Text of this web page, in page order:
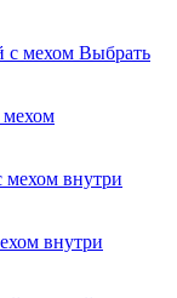
Выбрать
внутри